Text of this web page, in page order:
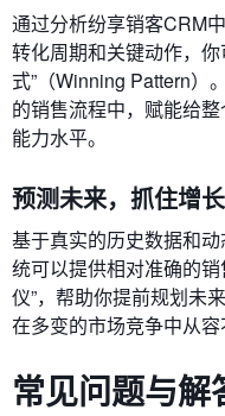
通过分析纷享销客CRM
转化周期和关键动作，
式”（Winning Pattern）
的销售流程中，赋能给
能力水平。
预测未来，抓住增
基于真实的历史数据和
统可以提供相对准确的
仪”，帮助你提前规划未
在多变的市场竞争中从容
常见问题与解